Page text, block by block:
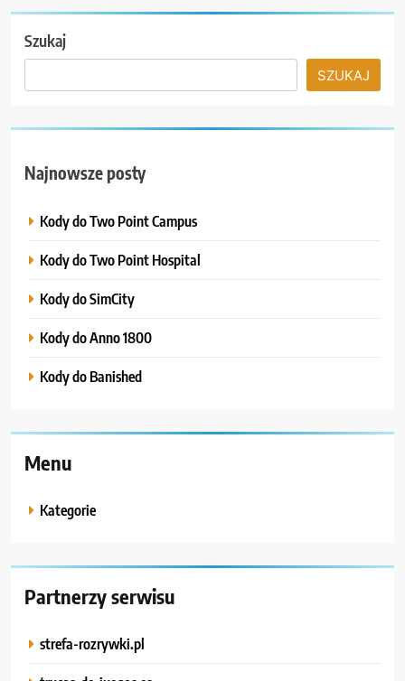
Szukaj
SZUKAJ
Najnowsze posty
Kody do Two Point Campus
Kody do Two Point Hospital
Kody do SimCity
Kody do Anno 1800
Kody do Banished
Menu
Kategorie
Partnerzy serwisu
strefa-rozrywki.pl